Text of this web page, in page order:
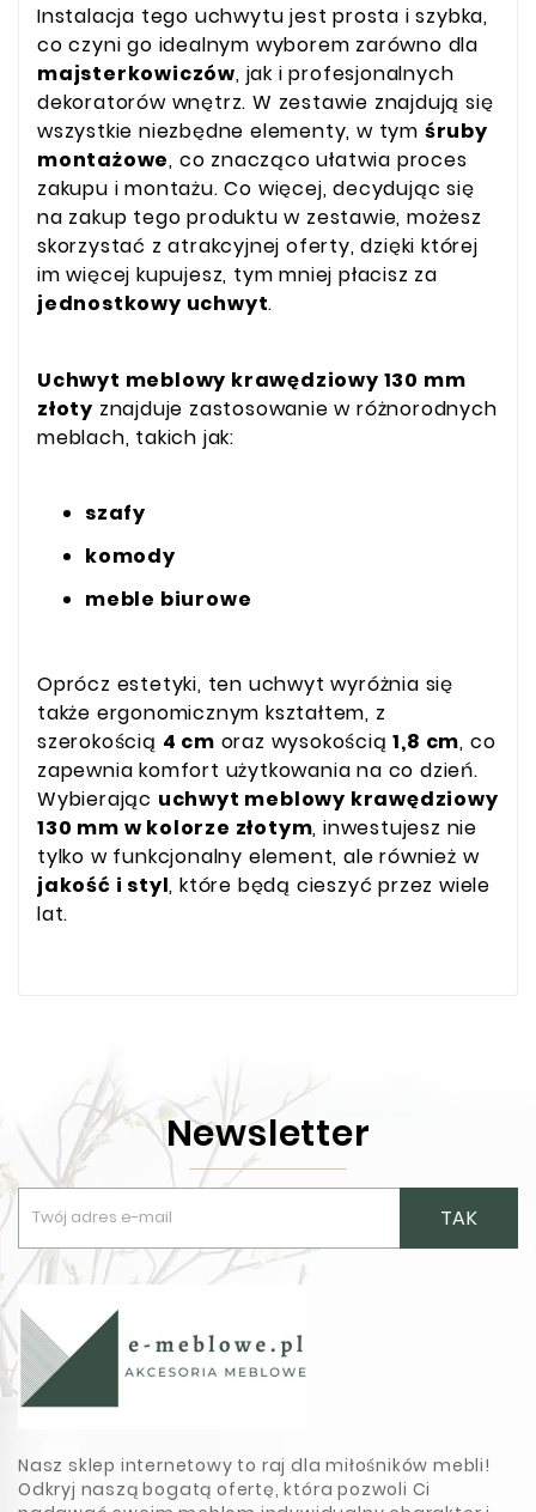
Instalacja tego uchwytu jest prosta i szybka,
co czyni go idealnym wyborem zarówno dla
majsterkowiczów, jak i profesjonalnych
dekoratorów wnętrz. W zestawie znajdują się
wszystkie niezbędne elementy, w tym śruby
montażowe, co znacząco ułatwia proces
zakupu i montażu. Co więcej, decydując się
na zakup tego produktu w zestawie, możesz
skorzystać z atrakcyjnej oferty, dzięki której
im więcej kupujesz, tym mniej płacisz za
jednostkowy uchwyt.
Uchwyt meblowy krawędziowy 130 mm
złoty znajduje zastosowanie w różnorodnych
meblach, takich jak:
szafy
komody
meble biurowe
Oprócz estetyki, ten uchwyt wyróżnia się
także ergonomicznym kształtem, z
szerokością 4 cm oraz wysokością1,8 cm, co
zapewnia komfort użytkowania na co dzień.
Wybierając uchwyt meblowy krawędziowy
130 mm w kolorze złotym, inwestujesz nie
tylko w funkcjonalny element, ale również w
jakość i styl, które będą cieszyć przez wiele
lat.
Newsletter
TAK
Nasz sklep internetowy to raj dla miłośników mebli!
Odkryj naszą bogatą ofertę, która pozwoli Ci